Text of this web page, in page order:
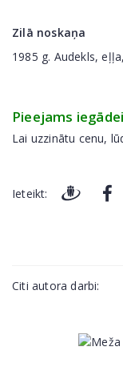
Zilā noskaņa
1985 g. Audekls,
Pieejams iegādei
Lai uzzinātu cenu,
Ieteikt:
Citi autora darbi: